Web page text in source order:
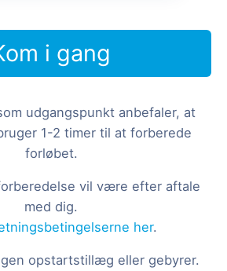
i gang
udgangspunkt anbefaler, at
1-2 timer til at forberede
forløbet.
vil være efter aftale
med dig.
her.
opstartstillæg eller gebyrer.